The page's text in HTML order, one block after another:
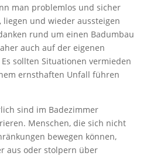
man problemlos und sicher
liegen und wieder aussteigen
rund um einen Badumbau
auch auf der eigenen
sollten Situationen vermieden
ernsthaften Unfall führen
sind im Badezimmer
Menschen, die sich nicht
bewegen können,
aus oder stolpern über